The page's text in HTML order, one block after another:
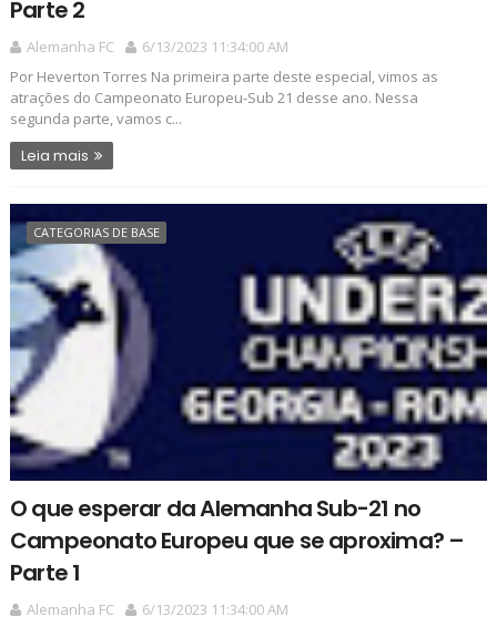
Parte 2
Alemanha FC
6/13/2023 11:34:00 AM
Por Heverton Torres Na primeira parte deste especial, vimos as
atrações do Campeonato Europeu-Sub 21 desse ano. Nessa
segunda parte, vamos c...
Leia mais
CATEGORIAS DE BASE
O que esperar da Alemanha Sub-21 no
Campeonato Europeu que se aproxima? –
Parte 1
Alemanha FC
6/13/2023 11:34:00 AM